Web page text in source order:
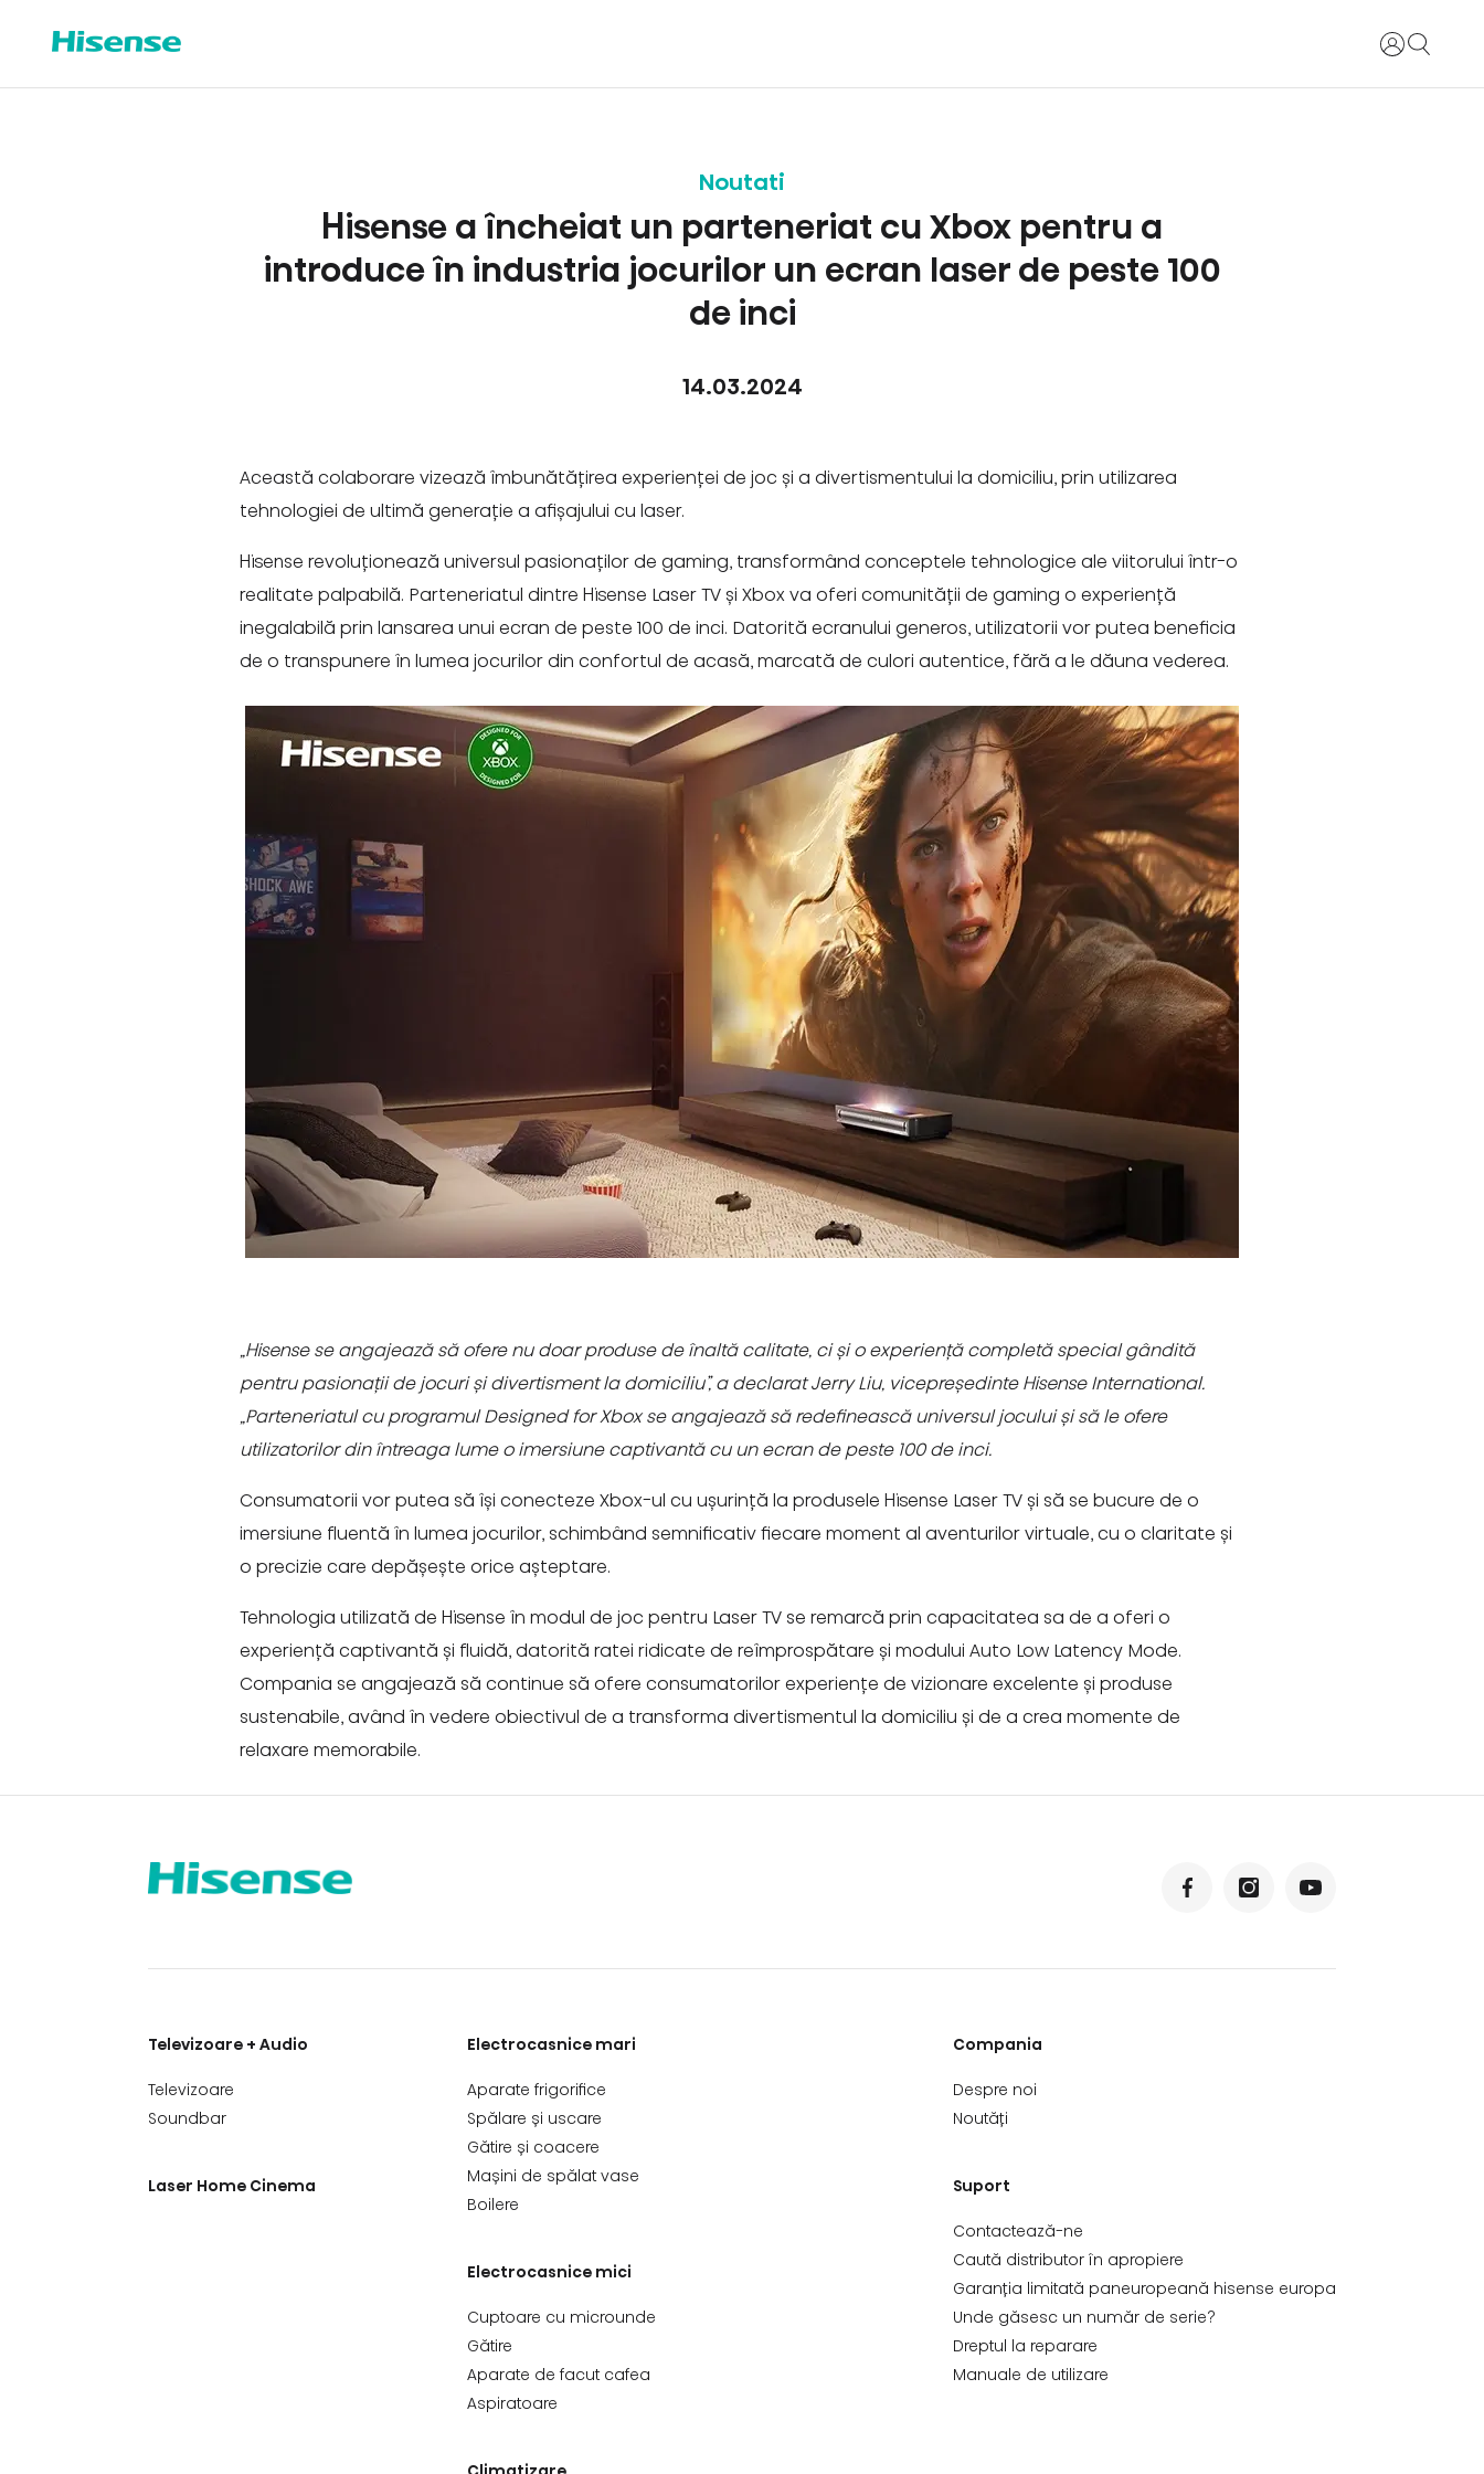
Login
Noutati
Hisense a încheiat un parteneriat cu Xbox pentru a
introduce în industria jocurilor un ecran laser de peste 100
de inci
14.03.2024
Această colaborare vizează îmbunătățirea experienței de joc și a divertismentului la domiciliu, prin utilizarea
tehnologiei de ultimă generație a afișajului cu laser.
Hisense revoluționează universul pasionaților de gaming, transformând conceptele tehnologice ale viitorului într-o
realitate palpabilă. Parteneriatul dintre Hisense Laser TV și Xbox va oferi comunității de gaming o experiență
inegalabilă prin lansarea unui ecran de peste 100 de inci. Datorită ecranului generos, utilizatorii vor putea beneficia
de o transpunere în lumea jocurilor din confortul de acasă, marcată de culori autentice, fără a le dăuna vederea.
„Hisense se angajează să ofere nu doar produse de înaltă calitate, ci și o experiență completă special gândită
pentru pasionații de jocuri și divertisment la domiciliu”, a declarat Jerry Liu, vicepreședinte Hisense International.
„Parteneriatul cu programul Designed for Xbox se angajează să redefinească universul jocului și să le ofere
utilizatorilor din întreaga lume o imersiune captivantă cu un ecran de peste 100 de inci.
Consumatorii vor putea să își conecteze Xbox-ul cu ușurință la produsele Hisense Laser TV și să se bucure de o
imersiune fluentă în lumea jocurilor, schimbând semnificativ fiecare moment al aventurilor virtuale, cu o claritate și
o precizie care depășește orice așteptare.
Tehnologia utilizată de Hisense în modul de joc pentru Laser TV se remarcă prin capacitatea sa de a oferi o
experiență captivantă și fluidă, datorită ratei ridicate de reîmprospătare și modului Auto Low Latency Mode.
Compania se angajează să continue să ofere consumatorilor experiențe de vizionare excelente și produse
sustenabile, având în vedere obiectivul de a transforma divertismentul la domiciliu și de a crea momente de
relaxare memorabile.
Televizoare + Audio
Televizoare
Soundbar
Laser Home Cinema
Electrocasnice mari
Aparate frigorifice
Spălare și uscare
Gătire și coacere
Mașini de spălat vase
Boilere
Electrocasnice mici
Cuptoare cu microunde
Gătire
Aparate de facut cafea
Aspiratoare
Compania
Despre noi
Noutăți
Suport
Contactează-ne
Caută distributor în apropiere
Garanția limitată paneuropeană hisense europa
Unde găsesc un număr de serie?
Dreptul la reparare
Manuale de utilizare